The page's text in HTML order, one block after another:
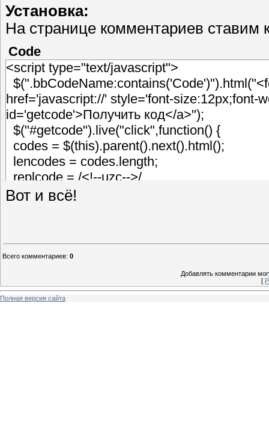
Установка:
На странице комментариев ставим
Code
<script type="text/javascript">
href='javascript://' style='font-size:12px;font-
id='getcode'>Получить код</a>");
$("#getcode").live("click",function() {
codes = $(this).parent().next().html();
lencodes = codes.length;
replcode = /<!--uzc-->/
replcode2 = /<!--\/uzc-->/
</legend><textarea onfocus="select(this)"
<fieldset>Символов: <b>'+lencodes+'</
});
Вот и всё!
Всего комментариев: 0
Добавлять комментарии
[
Полная версия сайта